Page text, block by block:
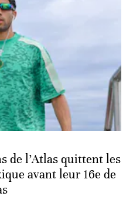
de l’Atlas quittent les
avant leur 16e de